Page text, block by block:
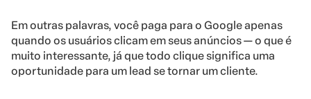
Em outras palavras, você paga para o Google apenas
quando os usuários clicam em seus anúncios — o que é
muito interessante, já que todo clique significa uma
oportunidade para um lead se tornar um cliente.